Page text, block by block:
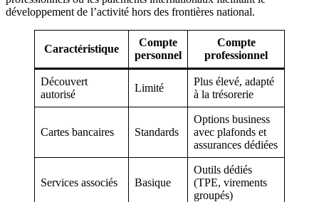
développement de l’activité hors des frontières national.
Caractéristique
Compte
personnel
Compte
professionnel
Découvert
autorisé
Limité
Plus élevé, adapté
à la trésorerie
Cartes bancaires Standards
Options business
avec plafonds et
assurances dédiées
Services associés Basique
Outils dédiés
(TPE, virements
groupés)